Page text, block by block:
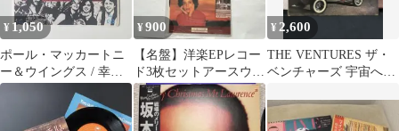
¥ 1,050
ポール・マッカートニ
ー＆ウイングス / 幸せ
のノック WINGS
¥900
⁠【名盤】洋楽EPレコー
ド3枚セットアースウィ
ンド＆ファイアー/ジャ
ニスイアン等
¥ 2,600
THE VENTURES ザ・
ベンチャーズ 宇宙への